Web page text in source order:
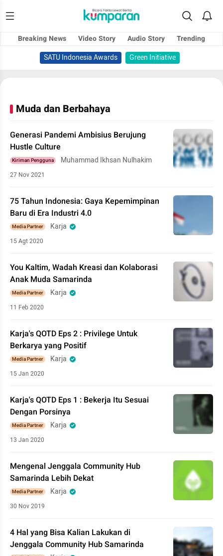
Breaking News Video Story Audio Story
Trending
SATU Indonesia Awards
Green Initiative
Muda dan Berbahaya
Generasi Pandemi Ambisius Berujung
Hustle Culture
Kiriman Pengguna Muhammad Ikhsan Nulhakim
27 Nov 2021
75 Tahun Indonesia: Gaya Kepemimpinan
Baru di Era Industri 4.0
Media Partner Karja
15 Agt 2020
You Kaltim, Wadah Kreasi dan Kolaborasi
Anak Muda Samarinda
Media Partner Karja
11 Feb 2020
Karja's QOTD Eps 2 : Privilege Untuk
Berkarya yang Positif
Media Partner Karja
15 Jan 2020
Karja's QOTD Eps 1 : Bekerja Itu Sesuai
Dengan Porsinya
Media Partner Karja
13 Jan 2020
Mengenal Jenggala Community Hub
Samarinda Lebih Dekat
Media Partner Karja
30 Nov 2019
4 Hal yang Bisa Kalian Lakukan di
Jenggala Community Hub Samarinda